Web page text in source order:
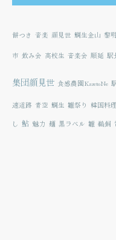
餅つき 音楽 顔見世 鯛生金山 黎明
市 飲み会 高校生 音楽会 順延 駅
集団顔見世 食感農園KazetoNe
速道路 青空 鯛生 雛祭り 韓国料理
し 鮎 魅力 麺 黒ラベル 雛 鵜飼